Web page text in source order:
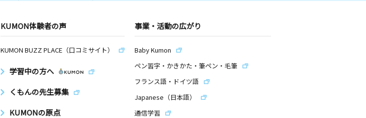
KUMON体験者の声
KUMON BUZZ PLACE（口コミサイト）
学習中の方へ
くもんの先生募集
KUMONの原点
事業・活動の広がり
Baby Kumon
ペン習字・かきかた・筆ペン・毛筆
フランス語・ドイツ語
Japanese（日本語）
通信学習